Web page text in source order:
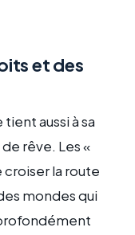
et des
aussi à sa
rêve. Les «
la route
mondes qui